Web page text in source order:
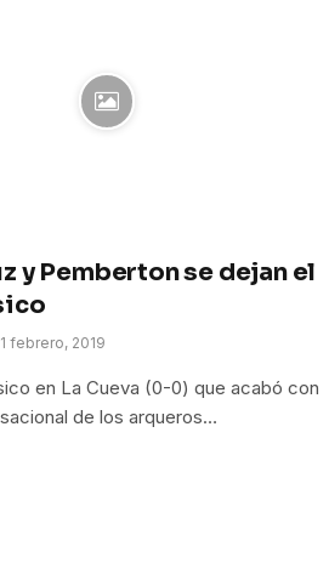
y Pemberton se dejan el
febrero, 2019
en La Cueva (0-0) que acabó con
de los arqueros…